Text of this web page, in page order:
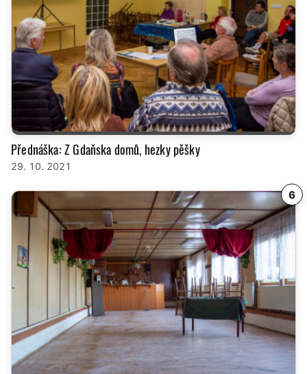
Přednáška: Z Gdaňska domů, hezky pěšky
29. 10. 2021
6